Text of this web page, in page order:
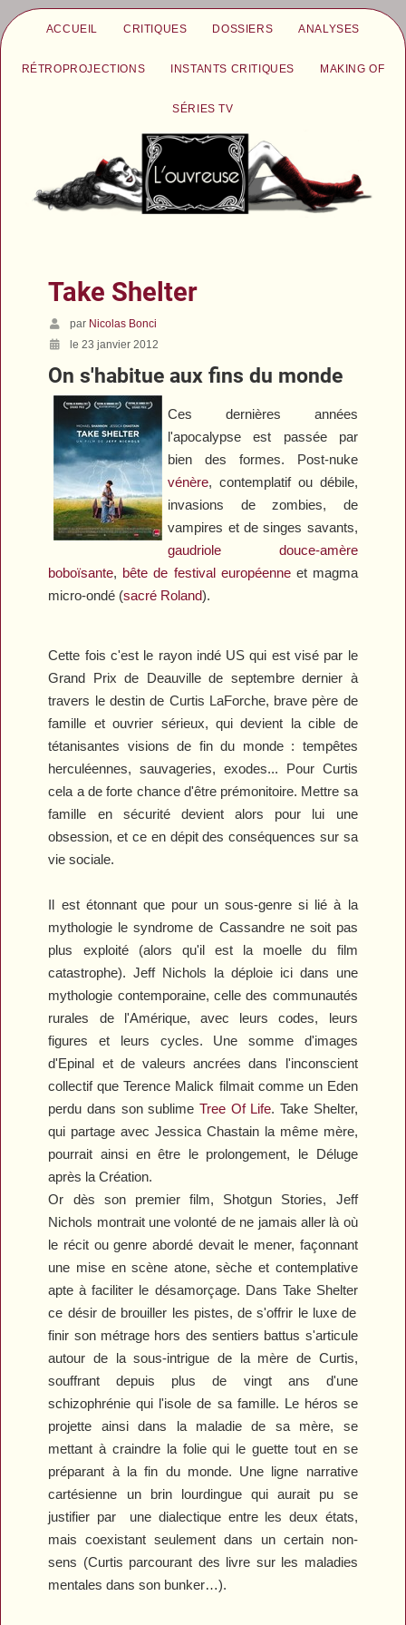
ACCUEIL CRITIQUES DOSSIERS ANALYSES
RÉTROPROJECTIONS INSTANTS CRITIQUES MAKING OF
SÉRIES TV
Take Shelter
par Nicolas Bonci
le 23 janvier 2012
On s'habitue aux fins du monde
Ces dernières années
l'apocalypse est passée par
bien des formes. Post-nuke
vénère, contemplatif ou débile,
invasions de zombies, de
vampires et de singes savants,
gaudriole douce-amère
boboïsante, bête de festival européenneet magma
micro-ondé (sacré Roland).
Cette fois c'est le rayon indé US qui est visé par le
Grand Prix de Deauville de septembre dernier à
travers le destin de Curtis LaForche, brave père de
famille et ouvrier sérieux, qui devient la cible de
tétanisantes visions de fin du monde : tempêtes
herculéennes, sauvageries, exodes... Pour Curtis
cela a de forte chance d'être prémonitoire. Mettre sa
famille en sécurité devient alors pour lui une
obsession, et ce en dépit des conséquences sur sa
vie sociale.
Il est étonnant que pour un sous-genre si lié à la
mythologie le syndrome de Cassandre ne soit pas
plus exploité (alors qu'il est la moelle du film
catastrophe). Jeff Nichols la déploie ici dans une
mythologie contemporaine, celle des communautés
rurales de l'Amérique, avec leurs codes, leurs
figures et leurs cycles. Une somme d'images
d'Epinal et de valeurs ancrées dans l'inconscient
collectif que Terence Malick filmait comme un Eden
perdu dans son sublime Tree Of Life. Take Shelter,
qui partage avec Jessica Chastain la même mère,
pourrait ainsi en être le prolongement, le Déluge
après la Création.
Or dès son premier film, Shotgun Stories, Jeff
Nichols montrait une volonté de ne jamais aller là où
le récit ou genre abordé devait le mener, façonnant
une mise en scène atone, sèche et contemplative
apte à faciliter le désamorçage. Dans Take Shelter
ce désir de brouiller les pistes, de s'offrir le luxe de
finir son métrage hors des sentiers battus s'articule
autour de la sous-intrigue de la mère de Curtis,
souffrant depuis plus de vingt ans d'une
schizophrénie qui l'isole de sa famille. Le héros se
projette ainsi dans la maladie de sa mère, se
mettant à craindre la folie qui le guette tout en se
préparant à la fin du monde. Une ligne narrative
cartésienne un brin lourdingue qui aurait pu se
justifier par
une dialectique entre les deux états,
mais coexistant seulement dans un certain non-
sens (Curtis parcourant des livre sur les maladies
mentales dans son bunker…).